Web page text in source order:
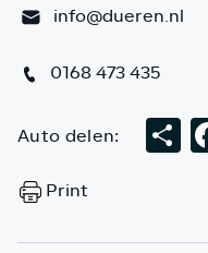
info@dueren.nl
0168 473 435
Auto delen: Deel
Print